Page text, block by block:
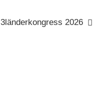
3länderkongress 2026